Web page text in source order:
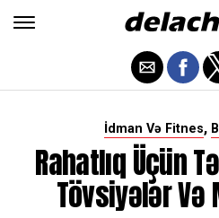
İdman Və Fitnes,
Rahatlıq Üçün
Tövsiyələr